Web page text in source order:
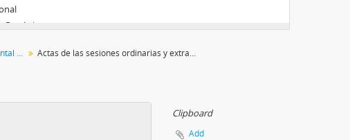
Constituciones de la República Oriental del Uruguay Actas de las sesiones ordinarias y extraordinarias de la Sala de Representantes de la Provincia Oriental y de la Comisión Permanente de 1825
Clipboard
Add